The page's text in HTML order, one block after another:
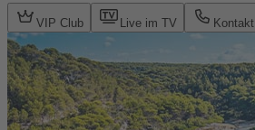
VIP Club Live im TV Kontakt